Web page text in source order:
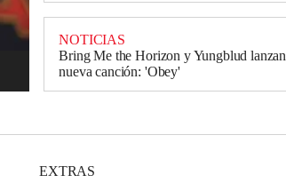
NOTICIAS
Bring Me the Horizon y Yungblud lanzan
nueva canción: 'Obey'
EXTRAS